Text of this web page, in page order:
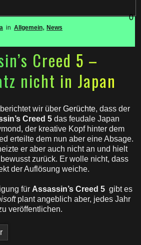
in Allgemein, News
0
Creed 5 –
nicht in Japan
wir über Gerüchte, dass der
Creed 5 das feudale Japan
der kreative Kopf hinter dem
erteilte dem nun aber eine Absage.
er aber auch nicht an und hielt
bewusst zurück. Er wolle nicht, dass
der Auflösung weiche.
für Assassin’s Creed 5 gibt es
plant angeblich aber, jedes Jahr
veröffentlichen.